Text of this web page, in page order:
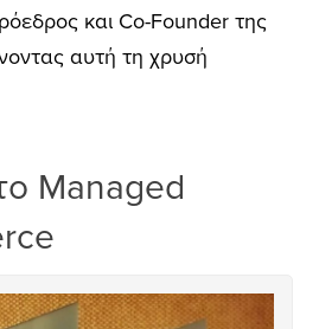
και Co-Founder της
αυτή τη χρυσή
Managed